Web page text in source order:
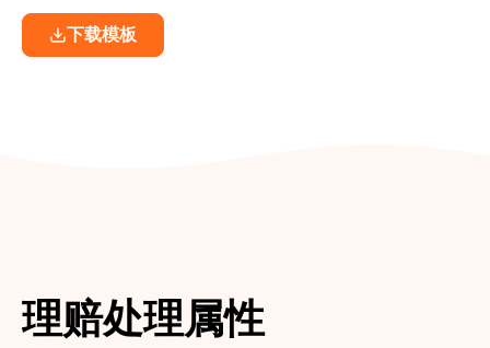
下载模板
理赔处理属性